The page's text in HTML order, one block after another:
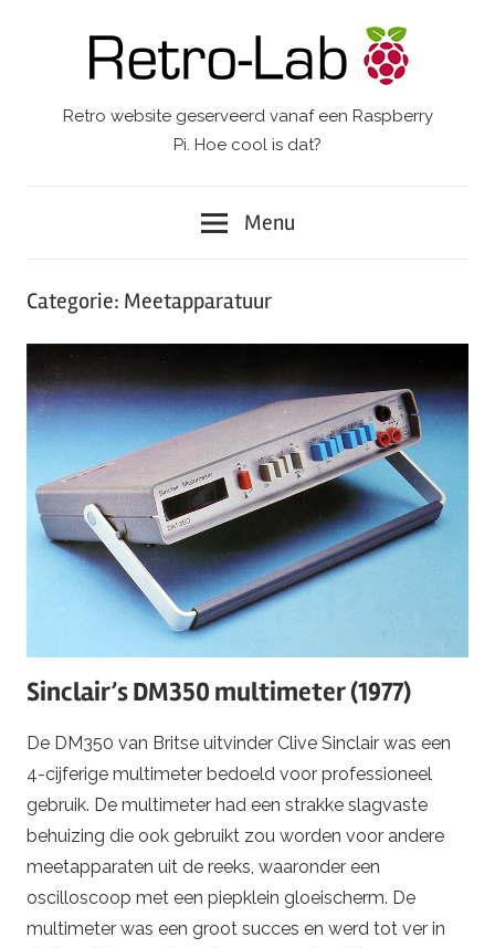
Retro-
Retro website geserveerd vanaf een Raspberry
Pi. Hoe cool is dat?
Menu
Categorie: Meetapparatuur
Sinclair’s DM350 multimeter (1977)
De DM350 van Britse uitvinder Clive Sinclair was een
4-cijferige multimeter bedoeld voor professioneel
gebruik. De multimeter had een strakke slagvaste
behuizing die ook gebruikt zou worden voor andere
meetapparaten uit de reeks, waaronder een
oscilloscoop met een piepklein gloeischerm. De
multimeter was een groot succes en werd tot ver in